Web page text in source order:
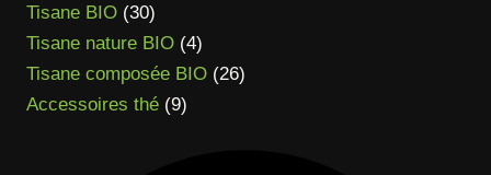
Tisane BIO 3030
produits
Tisane nature BIO 44
produits
Tisane composée BIO 2626
Accessoires thé 99